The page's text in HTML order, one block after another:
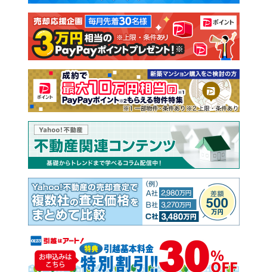
注文住宅 土地
売却査定